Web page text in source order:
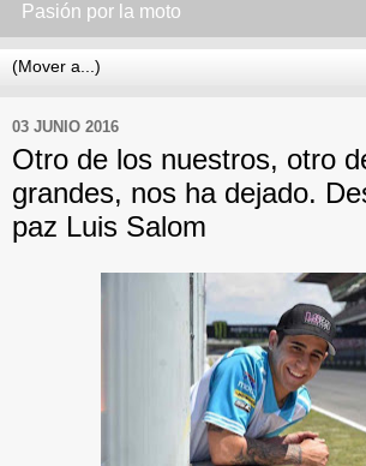
Pasión por la moto
03 JUNIO 2016
Otro de los nuestros, otro
grandes, nos ha dejado.
paz Luis Salom